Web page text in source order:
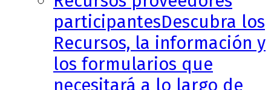
participantesDescubra los
Recursos, la información y
los formularios que
necesitará a lo largo de